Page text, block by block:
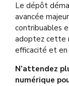
Le dépôt
avancée
contribuables
adoptez cette
efficacité et en
N’attendez
numérique